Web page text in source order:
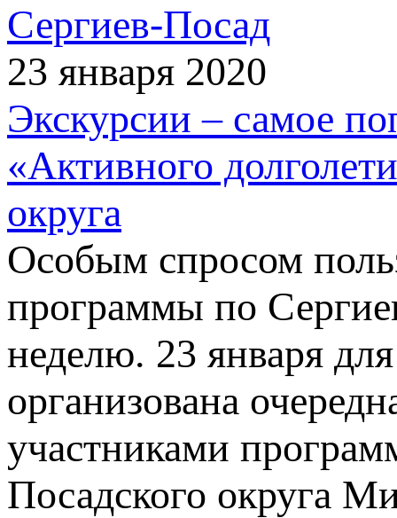
Сергиев-Посад
23 января 2020
Экскурсии – самое
«Активного
округа
Особым спросом
программы по
неделю. 23 января
организована
участниками
Посадского округа